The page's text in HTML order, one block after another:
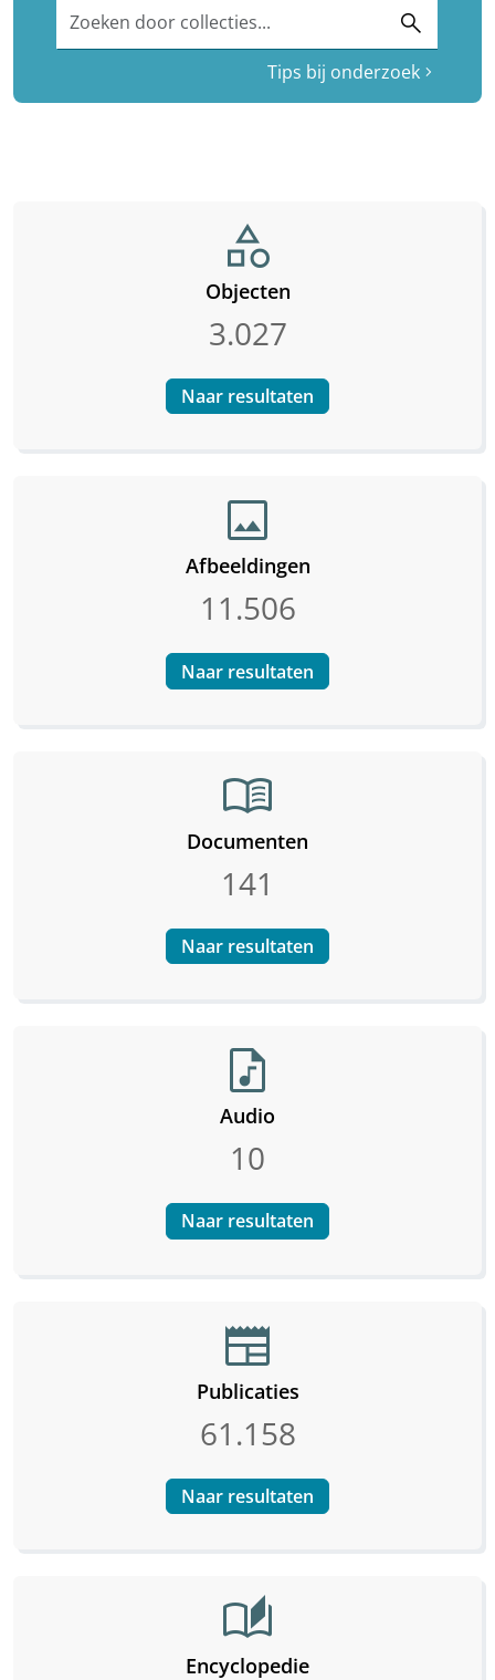
search
Tips bij onderzoek chevron_right
category
Objecten
3.027
Naar resultaten
image
Afbeeldingen
11.506
Naar resultaten
menu_book
Documenten
141
Naar resultaten
audio_file
Audio
10
Naar resultaten
newspaper
Publicaties
61.158
Naar resultaten
auto_stories
Encyclopedie